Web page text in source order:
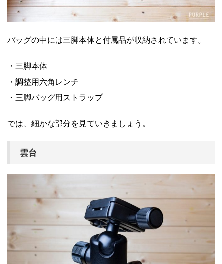
バッグの中には三脚本体と付属品が収納されています。
・三脚本体
・調整用六角レンチ
・三脚バッグ用ストラップ
では、細かな部分を見ていきましょう。
雲台